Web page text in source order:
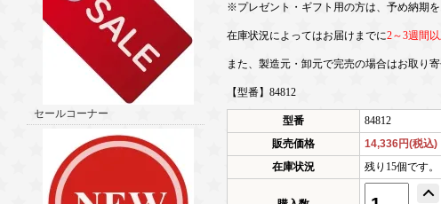
セールコーナー
※プレゼント・ギフト用の方は、予め納期
在庫状況によってはお届けまでに2～3週間
また、製造元・卸元で完売の場合はお取り
【型番】84812
型番
84812
販売価格
14,336円(税込)
在庫状況
残り15個です。